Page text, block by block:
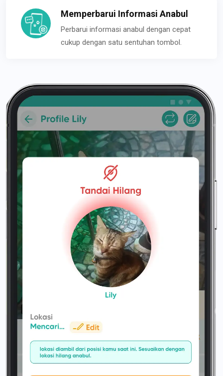
Memperbarui Informasi Anabul
Perbarui informasi anabul dengan cepat
cukup dengan satu sentuhan tombol.